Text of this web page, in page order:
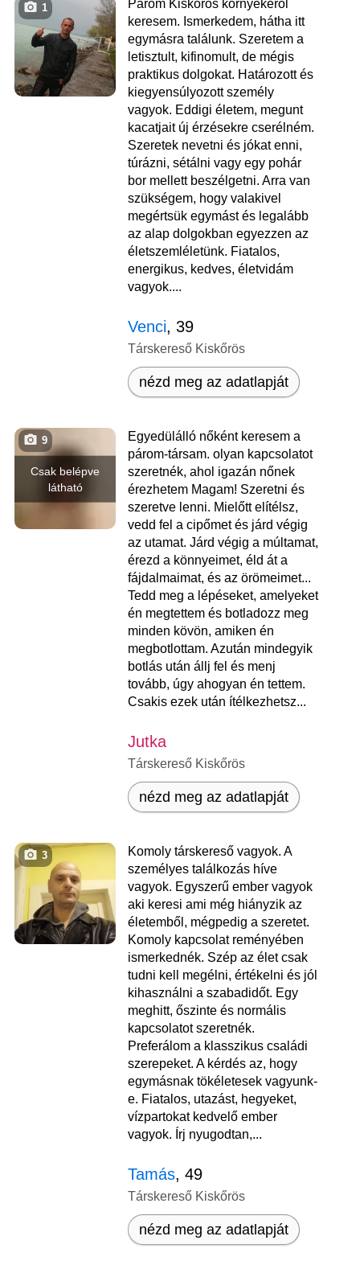
1
Párom Kiskőrös környékéről
keresem. Ismerkedem, hátha itt
egymásra találunk. Szeretem a
letisztult, kifinomult, de mégis
praktikus dolgokat. Határozott és
kiegyensúlyozott személy
vagyok. Eddigi életem, megunt
kacatjait új érzésekre cserélném.
Szeretek nevetni és jókat enni,
túrázni, sétálni vagy egy pohár
bor mellett beszélgetni. Arra van
szükségem, hogy valakivel
megértsük egymást és legalább
az alap dolgokban egyezzen az
életszemléletünk. Fiatalos,
energikus, kedves, életvidám
vagyok....
Venci, 39
Társkereső Kiskőrös
nézd meg az adatlapját
Csak belépve
látható
9
Egyedülálló nőként keresem a
párom-társam. olyan kapcsolatot
szeretnék, ahol igazán nőnek
érezhetem Magam! Szeretni és
szeretve lenni. Mielőtt elítélsz,
vedd fel a cipőmet és járd végig
az utamat. Járd végig a múltamat,
érezd a könnyeimet, éld át a
fájdalmaimat, és az örömeimet...
Tedd meg a lépéseket, amelyeket
én megtettem és botladozz meg
minden kövön, amiken én
megbotlottam. Azután mindegyik
botlás után állj fel és menj
tovább, úgy ahogyan én tettem.
Csakis ezek után ítélkezhetsz...
Jutka
Társkereső Kiskőrös
nézd meg az adatlapját
3
Komoly társkereső vagyok. A
személyes találkozás híve
vagyok. Egyszerű ember vagyok
aki keresi ami még hiányzik az
életemből, mégpedig a szeretet.
Komoly kapcsolat reményében
ismerkednék. Szép az élet csak
tudni kell megélni, értékelni és jól
kihasználni a szabadidőt. Egy
meghitt, őszinte és normális
kapcsolatot szeretnék.
Preferálom a klasszikus családi
szerepeket. A kérdés az, hogy
egymásnak tökéletesek vagyunk-
e. Fiatalos, utazást, hegyeket,
vízpartokat kedvelő ember
vagyok. Írj nyugodtan,...
Tamás, 49
Társkereső Kiskőrös
nézd meg az adatlapját